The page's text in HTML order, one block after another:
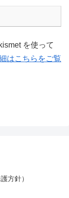
を使って
はこちらをご覧
方針）